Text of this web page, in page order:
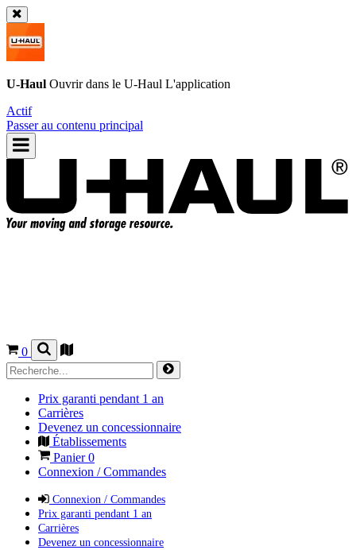
U-Haul Ouvrir dans le U-Haul L'application
Actif
Passer au contenu principal
0
Prix garanti pendant 1 an
Carrières
Devenez un concessionnaire
Établissements
Panier0
Connexion / Commandes
Connexion / Commandes
Prix garanti pendant 1 an
Carrières
Devenez un concessionnaire